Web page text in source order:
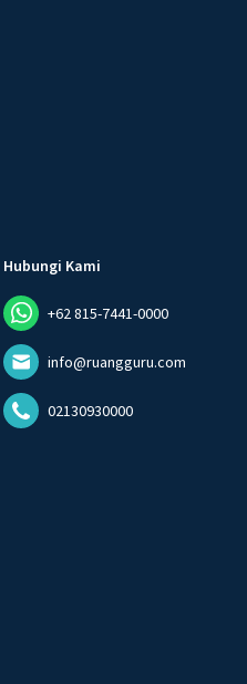
Hubungi Kami
+62 815-7441-0000
info@ruangguru.com
02130930000